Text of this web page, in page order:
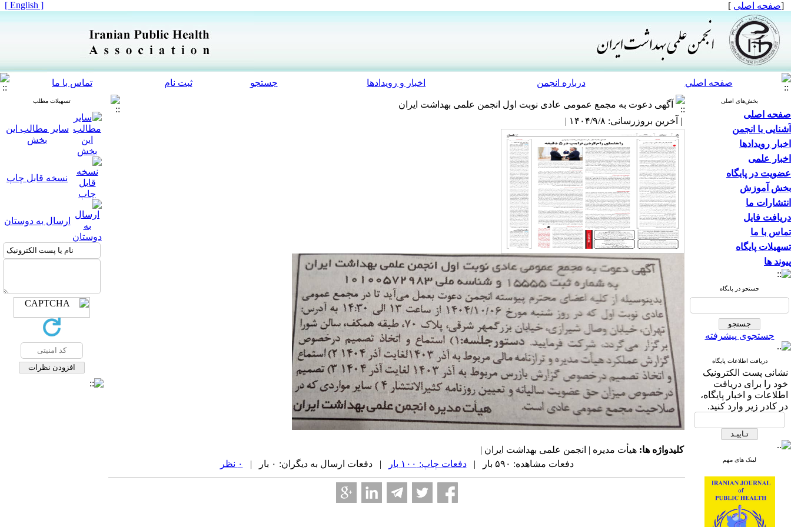
[صفحه اصلی ]
[ English ]
صفحه اصلي درباره انجمن اخبار و رویدادها جستجو ثبت نام تماس با ما
بخش‌های اصلی
صفحه اصلی
آشنایی با انجمن
اخبار رویدادها
اخبار علمی
عضویت در پایگاه
بخش آموزش
انتشارات ما
دریافت فایل
تماس با ما
تسهیلات پایگاه
پیوند ها
جستجو در پایگاه
جستجوی پیشرفته
دریافت اطلاعات پایگاه
نشانی پست الکترونیک
خود را برای دریافت
اطلاعات و اخبار پایگاه،
در کادر زیر وارد کنید.
لینک های مهم
آگهی دعوت به مجمع عمومی عادی نوبت اول انجمن علمی بهداشت ایران
| آخرین بروزرسانی: ۱۴۰۴/۹/۸ |
تسهیلات مطلب
سایر مطالب این
بخش
نسخه قابل چاپ
ارسال به دوستان
کلیدواژه ها: هیأت مدیره | انجمن علمی بهداشت ایران |
دفعات مشاهده: ۵۹۰ بار |
دفعات چاپ: ۱۰۰ بار | دفعات ارسال به دیگران: ۰ بار | ۰ نظر